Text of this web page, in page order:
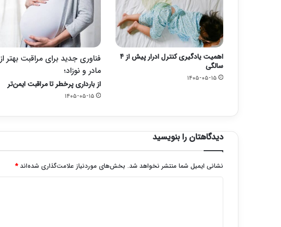
اهمیت یادگیری کنترل ادرار پیش از ۴
سالگی
۱۴۰۵-۰۵-۱۵
فناوری جدید برای مراقبت بهتر از
مادر و نوزاد؛
از بارداری پرخطر تا مراقبت ایمن‌تر
۱۴۰۵-۰۵-۱۵
دیدگاهتان را بنویسید
نشانی ایمیل شما منتشر نخواهد شد. بخش‌های موردنیاز علامت‌گذاری شده‌اند*